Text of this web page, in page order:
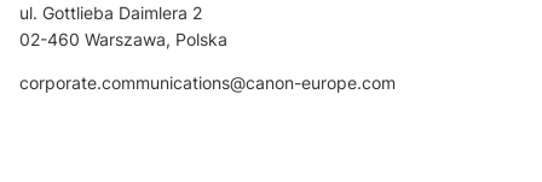
ul. Gottlieba Daimlera 2
02-460 Warszawa, Polska
corporate.communications@canon-europe.com